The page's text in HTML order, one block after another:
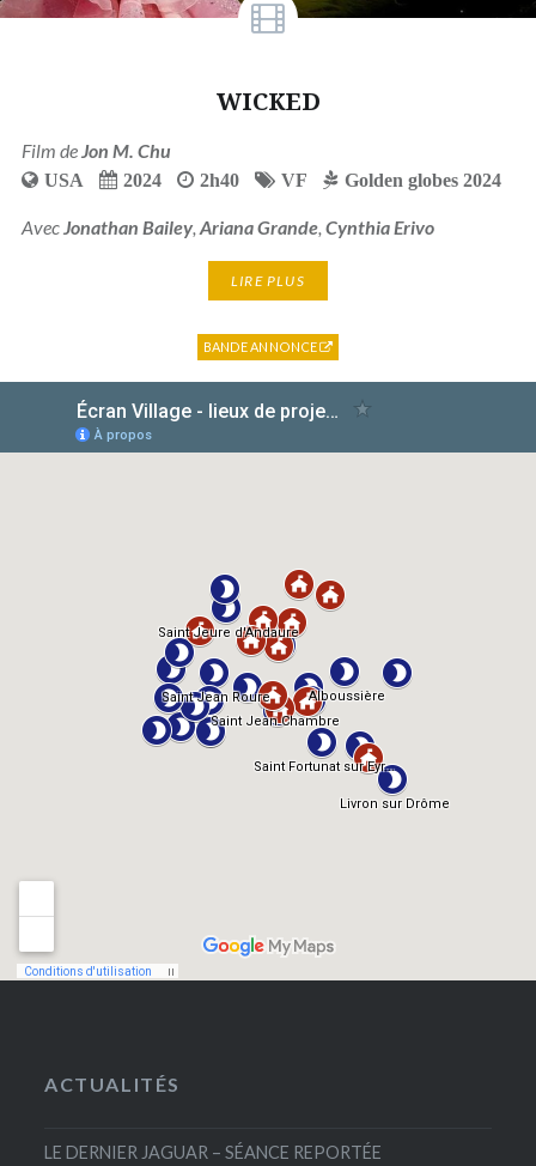
WICKED
Film deJon M. Chu
USA 2024 2h40 VF Golden globes 2024
AvecJonathan Bailey, Ariana Grande, Cynthia Erivo
LIRE PLUS
BANDE ANNONCE
ACTUALITÉS
LE DERNIER JAGUAR – SÉANCE REPORTÉE